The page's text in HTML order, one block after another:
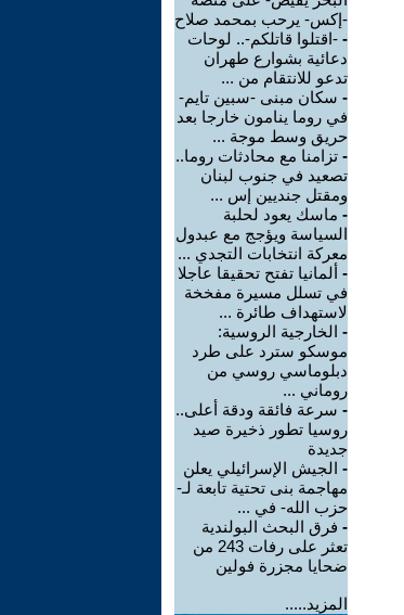
-إكس- يرحب بمحمد صلاح
- -اقتلوا قاتلكم-.. لوحات
دعائية بشوارع طهران
تدعو للانتقام من ...
- سكان مبنى -سبين تايم-
في روما ينامون خارجا بعد
حريق وسط موجة ...
- تزامنا مع محادثات روما..
تصعيد في جنوب لبنان
ومقتل جنديين إس ...
- ماسك يعود لحلبة
السياسة ويؤجج مع عبدول
معركة انتخابات التجدي ...
- ألمانيا تفتح تحقيقا عاجلا
في تسلل مسيرة مفخخة
لاستهداف طائرة ...
- الخارجية الروسية:
موسكو سترد على طرد
دبلوماسي روسي من
روماني ...
- سرعة فائقة ودقة أعلى..
روسيا تطور ذخيرة صيد
جديدة
- الجيش الإسرائيلي يعلن
مهاجمة بنى تحتية تابعة لـ-
حزب الله- في ...
- فرق البحث البولندية
تعثر على رفات 243 من
ضحايا مجزرة فولين
المزيد.....